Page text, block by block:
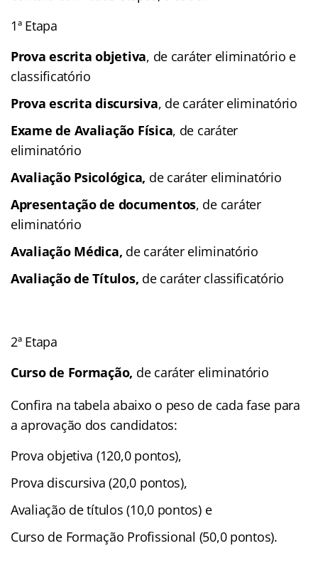
1ª Etapa
Prova escrita objetiva, de caráter eliminatório e
classificatório
Prova escrita discursiva, de caráter eliminatório
Exame de Avaliação Física, de caráter
eliminatório
Avaliação Psicológica, de caráter eliminatório
Apresentação de documentos, de caráter
eliminatório
Avaliação Médica, de caráter eliminatório
Avaliação de Títulos, de caráter classificatório
2ª Etapa
Curso de Formação, de caráter eliminatório
Confira na tabela abaixo o peso de cada fase para
a aprovação dos candidatos:
Prova objetiva (120,0 pontos),
Prova discursiva (20,0 pontos),
Avaliação de títulos (10,0 pontos) e
Curso de Formação Profissional (50,0 pontos).